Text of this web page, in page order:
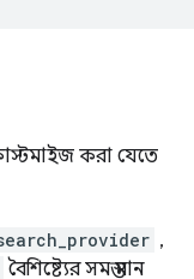
করা যেতে
,
বৈশিষ্ট্যের সমস্ত মান